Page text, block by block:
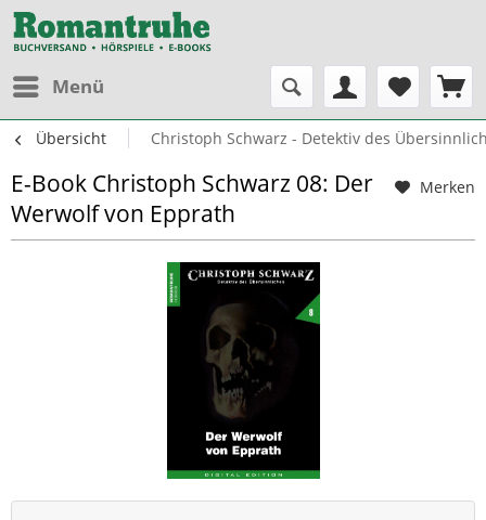
Menü
Übersicht Christoph Schwarz - Detektiv des
Merken
E-Book Christoph Schwarz 08: Der
Werwolf von Epprath